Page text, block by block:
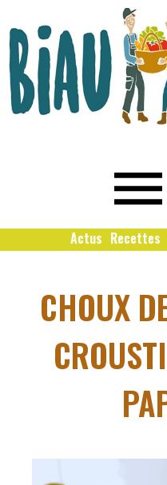
Actus Recettes
CHOUX